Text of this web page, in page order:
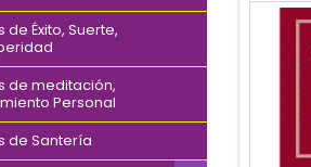
de Éxito, Suerte,
de meditación,
Personal
de Santería